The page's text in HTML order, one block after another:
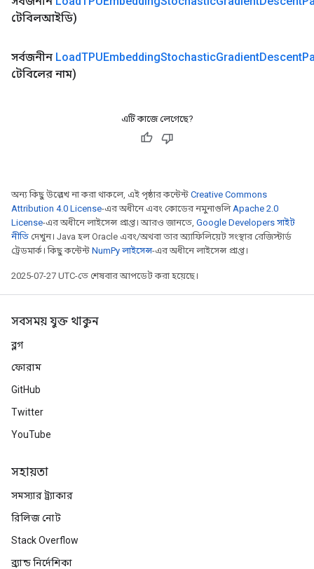
টেবিলআইডি)
সর্বজনীন LoadTPUEmbeddingStochasticGradientDescent
টেবিলের নাম)
এটি কাজে লেগেছে?
অন্য কিছু উল্লেখ না করা থাকলে, এই পৃষ্ঠার কন্টেন্ট Creative Commons
Attribution 4.0 License-এর অধীনে এবং কোডের নমুনাগুলিApache 2.0
License-এর অধীনে লাইসেন্স প্রাপ্ত। আরও জানতে, Google Developers সাইট
নীতি দেখুন। Java হল Oracle এবং/অথবা তার অ্যাফিলিয়েট সংস্থার রেজিস্টার্ড
ট্রেডমার্ক। কিছু কন্টেন্ট NumPy লাইসেন্স-এর অধীনে লাইসেন্স প্রাপ্ত।
2025-07-27 UTC-তে শেষবার আপডেট করা হয়েছে।
সবসময় যুক্ত থাকুন
ব্লগ
ফোরাম
GitHub
Twitter
YouTube
সহায়তা
সমস্যার ট্র্যাকার
রিলিজ নোট
Stack Overflow
ব্র্যান্ড নির্দেশিকা